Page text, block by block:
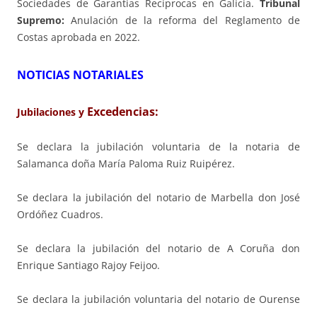
Sociedades de Garantías Recíprocas en Galicia. Tribunal
Supremo: Anulación de la reforma del Reglamento de
Costas aprobada en 2022.
NOTICIAS NOTARIALES
Jubilaciones y Excedencias:
Se declara la jubilación voluntaria de la notaria de
Salamanca doña María Paloma Ruiz Ruipérez.
Se declara la jubilación del notario de Marbella don José
Ordóñez Cuadros.
Se declara la jubilación del notario de A Coruña don
Enrique Santiago Rajoy Feijoo.
Se declara la jubilación voluntaria del notario de Ourense